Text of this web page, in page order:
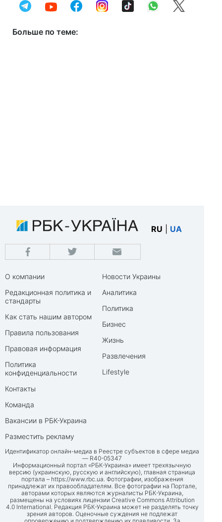
Больше по теме:
RU UA
О компании
Редакционная политика и
стандарты
Как стать нашим автором
Правила пользования
Правовая информация
Политика
конфиденциальности
Контакты
Команда
Вакансии в РБК-Украина
Разместить рекламу
Новости Украины
Аналитика
Политика
Бизнес
Жизнь
Развлечения
Lifestyle
Идентификатор онлайн-медиа в Реестре субъектов в сфере медиа
— R40-05347
Информационный портал «РБК-Украина» имеет трехязычную
версию (украинскую, русскую и английскую), главная страница
портала – https://www.rbc.ua. Фотографии, изображения
принадлежат их правообладателям. Все фотографии на Портале,
авторами которых являются журналисты РБК-Украина,
размещены на условиях лицензии Creative Commons Attribution
4.0 International. Редакция РБК-Украина может не разделять точку
зрения авторов. Оценочные суждения не подлежат